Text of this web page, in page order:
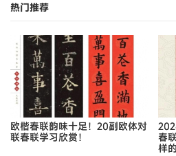
热门推荐
欧楷春联韵味十足！20副欧体对
联春联学习欣赏！
春
样